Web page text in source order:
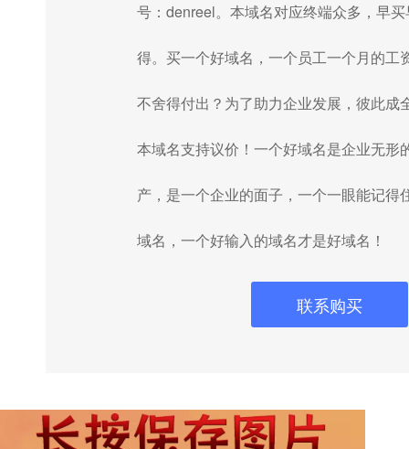
号：denreel。本域名对应终端众多，早买
得。买一个好域名，一个员工一个月的工
不舍得付出？为了助力企业发展，彼此成
本域名支持议价！一个好域名是企业无形
产，是一个企业的面子，一个一眼能记得
域名，一个好输入的域名才是好域名！
联系购买